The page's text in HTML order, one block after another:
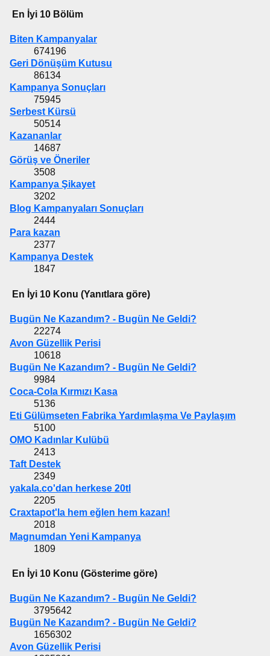
En İyi 10 Bölüm
Biten Kampanyalar
674196
Geri Dönüşüm Kutusu
86134
Kampanya Sonuçları
75945
Serbest Kürsü
50514
Kazananlar
14687
Görüş ve Öneriler
3508
Kampanya Şikayet
3202
Blog Kampanyaları Sonuçları
2444
Para kazan
2377
Kampanya Destek
1847
En İyi 10 Konu (Yanıtlara göre)
Bugün Ne Kazandım? - Bugün Ne Geldi?
22274
Avon Güzellik Perisi
10618
Bugün Ne Kazandım? - Bugün Ne Geldi?
9984
Coca-Cola Kırmızı Kasa
5136
Eti Gülümseten Fabrika Yardımlaşma Ve Paylaşım
5100
OMO Kadınlar Kulübü
2413
Taft Destek
2349
yakala.co'dan herkese 20tl
2205
Craxtapot'la hem eğlen hem kazan!
2018
Magnumdan Yeni Kampanya
1809
En İyi 10 Konu (Gösterime göre)
Bugün Ne Kazandım? - Bugün Ne Geldi?
3795642
Bugün Ne Kazandım? - Bugün Ne Geldi?
1656302
Avon Güzellik Perisi